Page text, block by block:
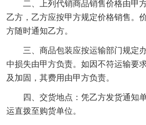
二、上列代销商品销售价格由甲
乙方，乙方应按甲方规定价格销售。
方随时通知乙方。
三、商品包装应按运输部门规定
中损失由甲方负责。如因不符运输要
及加固，其费用由甲方负责。
四、交货地点：凭乙方发货通知
运直拨至购货单位。